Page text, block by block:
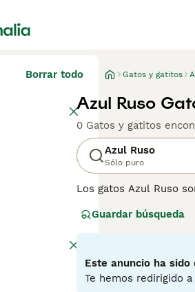
Borrar todo Gatos y gatitos
Azul Ruso
0 Gatos y gatitos
Azul Ruso
Sólo puro
Los gatos Azul Ruso
sonrisa muy
un entorno hogareño,
familiares.
Lee nuestra página de
Guardar búsqueda
Este anuncio ha
Te hemos redirigido